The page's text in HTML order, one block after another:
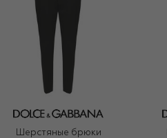
Шерстяные брюки